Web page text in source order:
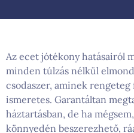
Az ecet jótékony hatásairól
minden túlzás nélkül
csodaszer, aminek rengeteg
ismeretes. Garantáltan
háztartásban, de ha
könnyedén beszerezhető,